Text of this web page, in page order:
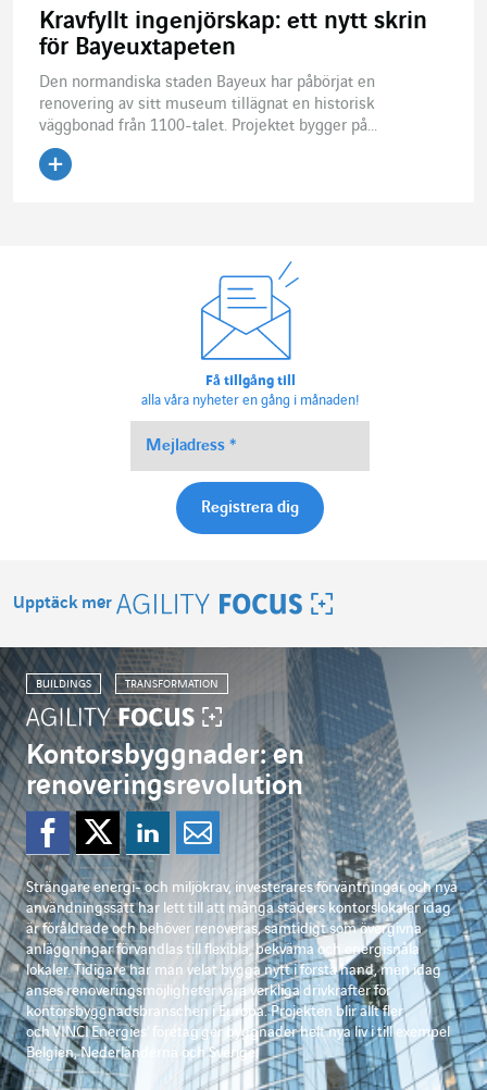
Kravfyllt ingenjörskap: ett nytt skrin
för Bayeuxtapeten
Den normandiska staden Bayeux har påbörjat en
renovering av sitt museum tillägnat en historisk
väggbonad från 1100-talet. Projektet bygger på...
Få tillgång till
alla våra nyheter en gång i månaden!
Upptäck mer
BUILDINGS TRANSFORMATION
Kontorsbyggnader: en
renoveringsrevolution
Dela på Facebook
Dela på Twitter
Dela på
Dela per mejl
Strängare energi- och miljökrav, investerares förväntningar och nya
användningssätt har lett till att många städers kontorslokaler idag
är föråldrade och behöver renoveras, samtidigt som övergivna
anläggningar förvandlas till flexibla, bekväma och energisnåla
lokaler. Tidigare har man velat bygga nytt i första hand, men idag
anses renoveringsmöjligheter vara verkliga drivkrafter för
kontorsbyggnadsbranschen i Europa. Projekten blir allt fler
och VINCIEnergies företag ger byggnader helt nya liv i till exempel
Belgien, Nederländerna och Sverige.